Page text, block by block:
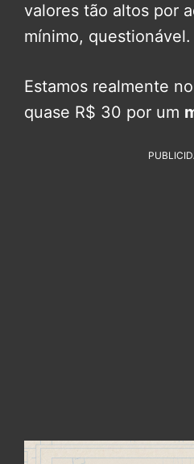
valores tão altos por
mínimo, questionável.
Estamos realmente
quase R$ 30 por um